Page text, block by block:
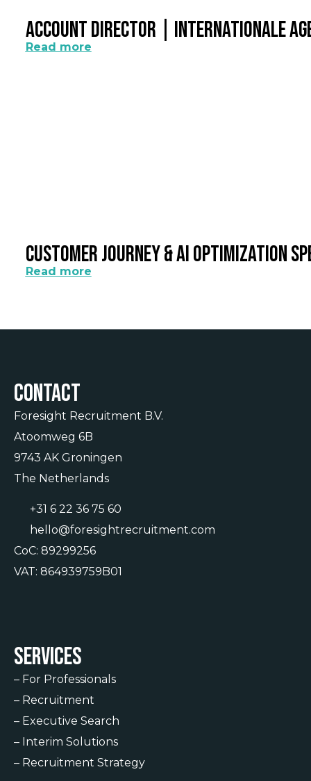
Account Director | Internationale
Read more
Customer Journey & AI Optimization
Read more
Contact
Foresight Recruitment B.V.
Atoomweg 6B
9743 AK Groningen
The Netherlands
+31 6 22 36 75 60
hello@foresightrecruitment.com
CoC: 89299256
VAT: 864939759B01
Services
– For Professionals
– Recruitment
– Executive Search
– Interim Solutions
– Recruitment Strategy